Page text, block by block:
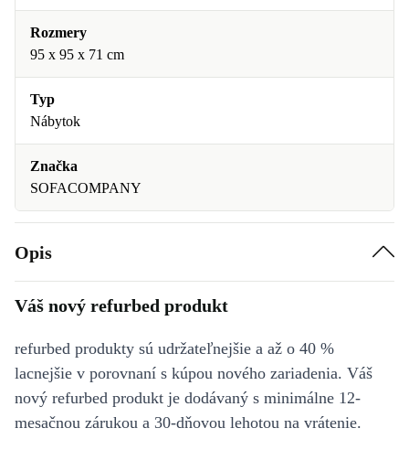
Rozmery
95 x 95 x 71 cm
Typ
Nábytok
Značka
SOFACOMPANY
Opis
Váš nový refurbed produkt
refurbed produkty sú udržateľnejšie a až o 40 %
lacnejšie v porovnaní s kúpou nového zariadenia. Váš
nový refurbed produkt je dodávaný s minimálne 12-
mesačnou zárukou a 30-dňovou lehotou na vrátenie.